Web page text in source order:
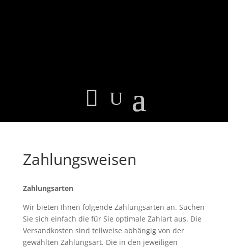
Zahlungsweisen
Zahlungsarten
Wir bieten Ihnen folgende Zahlungsarten an. Suchen
Sie sich einfach die für Sie optimale Zahlart aus. Die
Versandkosten sind teilweise abhängig von der
gewählten Zahlungsart. Die in den jeweiligen